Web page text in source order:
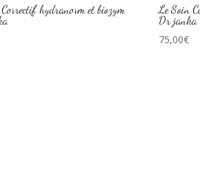
hydranorm et biozym
Le Soin
Dr janka
75,00€